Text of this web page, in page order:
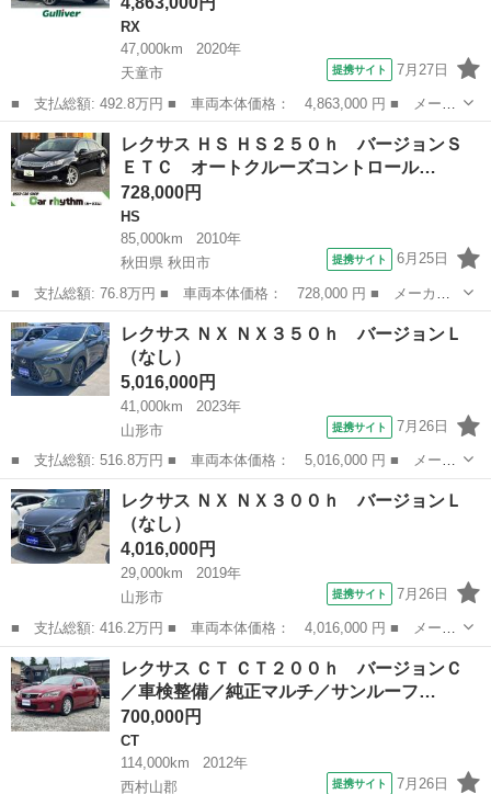
RX
47,000km
2020年
天童市
提携サイト 7月27日
■ 支払総額: 492.8万円 ■ 車両本体価格： 4,863,000 円 ■ メーカ
ー名： レクサス ■ 車種名： ＲＸ ■ グレード名： ＲＸ３０
０ バージョンＬ Ｌｅｘｕｓ Ｓａｆｅｔｙ Ｓｙｓｔｅｍ ＋
モデリスタ...
山形 天童市 RX
レクサス ＨＳ ＨＳ２５０ｈ バージョンＳ
ＥＴＣ オートクルーズコントロール…
728,000円
HS
85,000km
2010年
秋田県 秋田市
提携サイト 6月25日
■ 支払総額: 76.8万円 ■ 車両本体価格： 728,000 円 ■ メーカー
名： レクサス ■ 車種名： ＨＳ ■ グレード名： ＨＳ２５０
ｈ バージョンＳ ＥＴＣ オートクルーズコントロール バックカ
メラ ナビ Ｔ...
秋田 秋田市 HS
レクサス ＮＸ ＮＸ３５０ｈ バージョンＬ
（なし）
5,016,000円
41,000km
2023年
山形市
提携サイト 7月26日
■ 支払総額: 516.8万円 ■ 車両本体価格： 5,016,000 円 ■ メーカ
ー名： レクサス ■ 車種名： ＮＸ ■ グレード名： ＮＸ３５０
ｈ バージョンＬ ■ 排気量： 2500cc ■ ドア枚数： 5D ■...
山形 山形市 レクサス
レクサス ＮＸ ＮＸ３００ｈ バージョンＬ
（なし）
4,016,000円
29,000km
2019年
山形市
提携サイト 7月26日
■ 支払総額: 416.2万円 ■ 車両本体価格： 4,016,000 円 ■ メーカ
ー名： レクサス ■ 車種名： ＮＸ ■ グレード名： ＮＸ３００
ｈ バージョンＬ ■ 排気量： 2500cc ■ ドア枚数： 5D ■...
山形 山形市 レクサス
レクサス ＣＴ ＣＴ２００ｈ バージョンＣ
／車検整備／純正マルチ／サンルーフ…
700,000円
CT
114,000km
2012年
西村山郡
提携サイト 7月26日